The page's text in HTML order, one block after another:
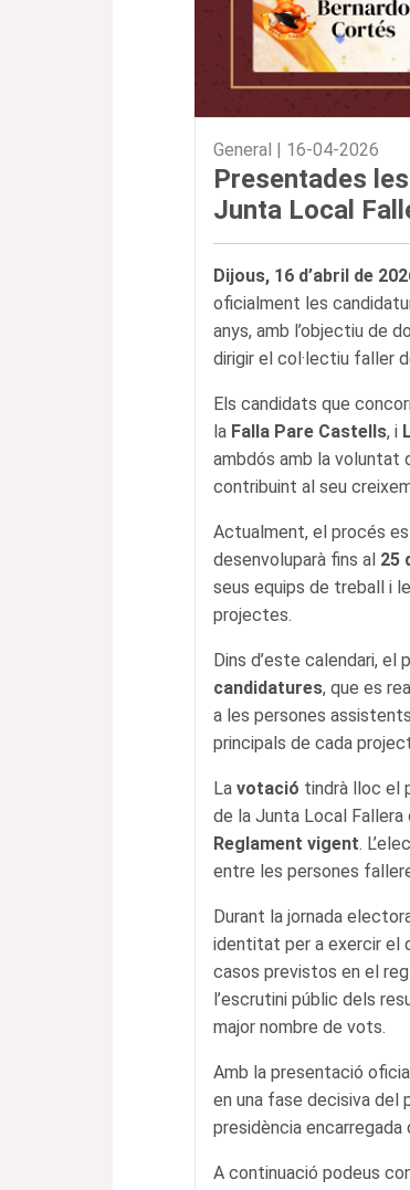
General | 16-04-2026
Presentades
Junta Local
Dijous, 16 d’abril de
oficialment les
anys, amb l’objectiu de
dirigir el col·lectiu faller
Els candidats que
la Falla Pare Castells, i
ambdós amb la voluntat
contribuint al seu
Actualment, el procés
desenvoluparà fins al 25
seus equips de treball i
projectes.
Dins d’este calendari, el
candidatures, que es
a les persones
principals de cada
La votació tindrà lloc el
de la Junta Local Fallera
Reglament vigent.
entre les persones
Durant la jornada
identitat per a exercir el
casos previstos en el
l’escrutini públic dels
major nombre de vots.
Amb la presentació
en una fase decisiva del
presidència
A continuació podeus